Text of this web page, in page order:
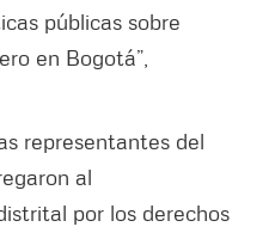
públicas sobre
en Bogotá”,
representantes del
al
por los derechos